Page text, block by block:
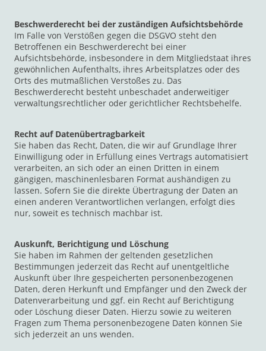
Beschwerderecht bei der zuständigen Aufsichtsbehörde
Im Falle von Verstößen gegen die DSGVO steht den
Betroffenen ein Beschwerderecht bei einer
Aufsichtsbehörde, insbesondere in dem Mitgliedstaat ihres
gewöhnlichen Aufenthalts, ihres Arbeitsplatzes oder des
Orts des mutmaßlichen Verstoßes zu. Das
Beschwerderecht besteht unbeschadet anderweitiger
verwaltungsrechtlicher oder gerichtlicher Rechtsbehelfe.
Recht auf Datenübertragbarkeit
Sie haben das Recht, Daten, die wir auf Grundlage Ihrer
Einwilligung oder in Erfüllung eines Vertrags automatisiert
verarbeiten, an sich oder an einen Dritten in einem
gängigen, maschinenlesbaren Format aushändigen zu
lassen. Sofern Sie die direkte Übertragung der Daten an
einen anderen Verantwortlichen verlangen, erfolgt dies
nur, soweit es technisch machbar ist.
Auskunft, Berichtigung und Löschung
Sie haben im Rahmen der geltenden gesetzlichen
Bestimmungen jederzeit das Recht auf unentgeltliche
Auskunft über Ihre gespeicherten personenbezogenen
Daten, deren Herkunft und Empfänger und den Zweck der
Datenverarbeitung und ggf. ein Recht auf Berichtigung
oder Löschung dieser Daten. Hierzu sowie zu weiteren
Fragen zum Thema personenbezogene Daten können Sie
sich jederzeit an uns wenden.